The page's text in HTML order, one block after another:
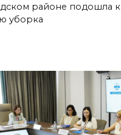
районе подошла к
уборка